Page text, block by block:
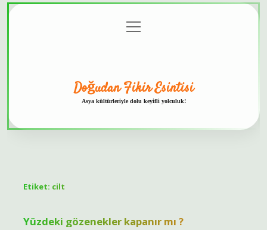
menüyü
aç
Doğudan Fikir Esintisi
Asya kültürleriyle dolu keyifli yolculuk!
Etiket: cilt
Yüzdeki gözenekler kapanır mı ?